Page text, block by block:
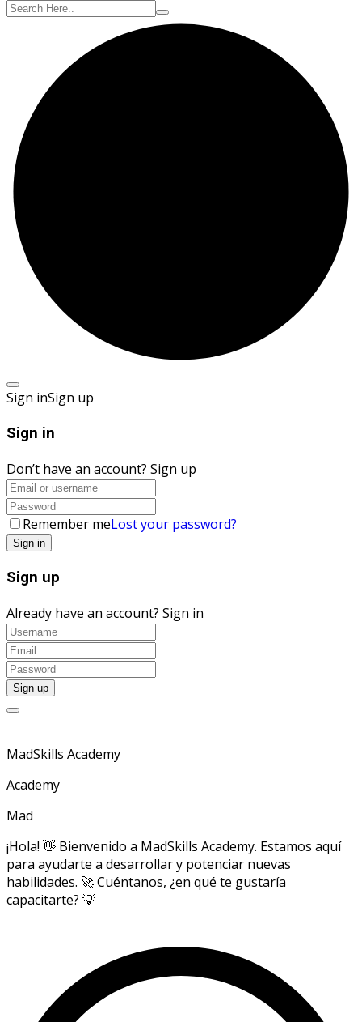
Sign inSign up
Sign in
Don’t have an account? Sign up
Remember meLost your password?
Sign up
Already have an account? Sign in
MadSkills Academy
Academy
Mad
¡Hola! 👋 Bienvenido a MadSkills Academy. Estamos aquí
para ayudarte a desarrollar y potenciar nuevas
habilidades. 🚀 Cuéntanos, ¿en qué te gustaría
capacitarte? 💡